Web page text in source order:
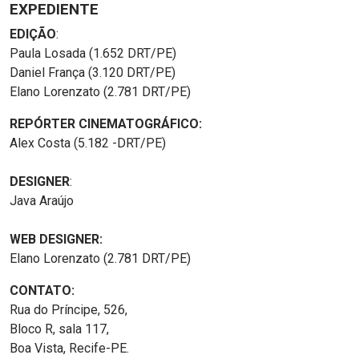
EXPEDIENTE
EDIÇÃO:
Paula Losada (1.652 DRT/PE)
Daniel França (3.120 DRT/PE)
Elano Lorenzato (2.781 DRT/PE)
REPÓRTER CINEMATOGRÁFICO:
Alex Costa (5.182 -DRT/PE)
DESIGNER:
Java Araújo
WEB DESIGNER:
Elano Lorenzato (2.781 DRT/PE)
CONTATO:
Rua do Príncipe, 526,
Bloco R, sala 117,
Boa Vista, Recife-PE.